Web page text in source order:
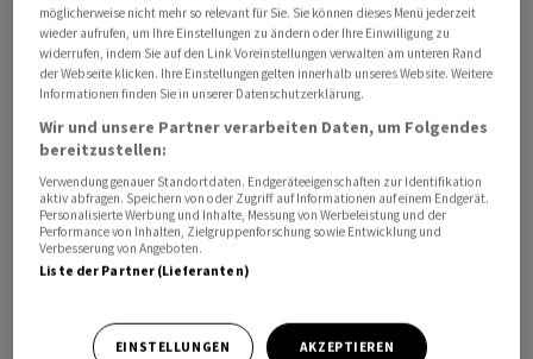
Europäischer Kurs, bulgarische Interessen
Radew bekräftigte in seiner Regierungserklärung,
Bulgarien werde ein «würdiges und effektives» Land in
Europa und in der Welt sein. Allerdings wolle seine
Regierung in den Allianzen, in denen Bulgarien Mitglied
ist, wie etwa der EU und der Nato, das «bulgarische
Interesse verteidigen». EU-Kommissionspräsidentin
Ursula von der Leyen gratulierte Radew zu seiner Wahl
zum Ministerpräsidenten.
möglicherweise nicht mehr so relevant für Sie. Sie können dieses Menü jederzeit
wieder aufrufen, um Ihre Einstellungen zu ändern oder Ihre Einwilligung zu
widerrufen, indem Sie auf den Link Voreinstellungen verwalten am unteren Rand
der Webseite klicken. Ihre Einstellungen gelten innerhalb unseres Website. Weitere
Informationen finden Sie in unserer Datenschutzerklärung.
Wir und unsere Partner verarbeiten Daten, um Folgendes
bereitzustellen:
Verwendung genauer Standortdaten. Endgeräteeigenschaften zur Identifikation
aktiv abfragen. Speichern von oder Zugriff auf Informationen auf einem Endgerät.
Personalisierte Werbung und Inhalte, Messung von Werbeleistung und der
Performance von Inhalten, Zielgruppenforschung sowie Entwicklung und
Verbesserung von Angeboten.
Liste der Partner (Lieferanten)
EINSTELLUNGEN AKZEPTIEREN